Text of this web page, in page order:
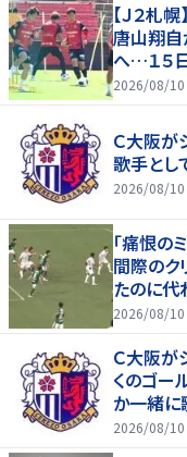
【Ｊ２札
唐山翔自
へ…１５
2026/08/10
Ｃ大阪が
歌手とし
2026/08/10
「痛恨の
間際のク
たのに代
ーだろ」
2026/08/10
Ｃ大阪が
くのゴー
か一緒に
2026/08/10